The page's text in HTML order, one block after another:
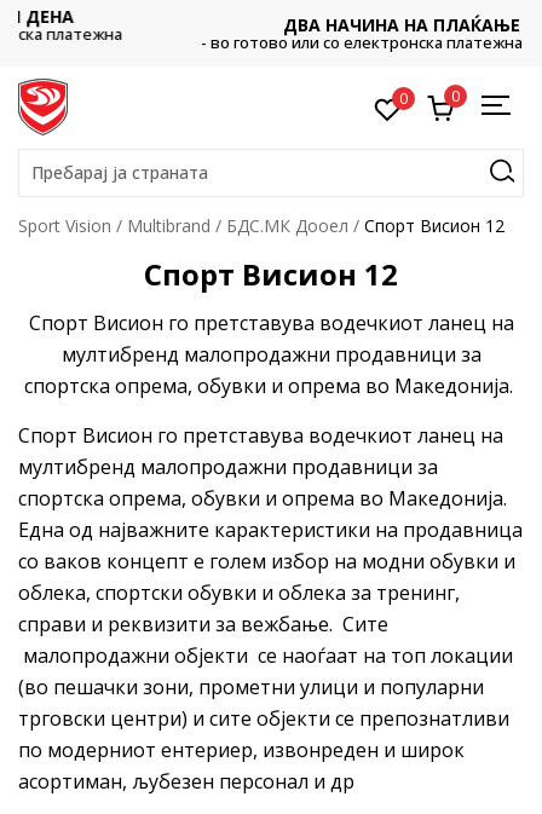
ДВА НАЧИНА НА ПЛАЌАЊЕ
- во готово или со електронска платежна картичка.
0 0
Пребарај ја страната
Sport Vision Multibrand БДС.МК Дооел Спорт Висион 12
Спорт Висион 12
Спорт Висион го претставува водечкиот ланец на
мултибренд малопродажни продавници за
спортска опрема, обувки и опрема во Македонија.
Спорт Висион го претставува водечкиот ланец на
мултибренд малопродажни продавници за
спортска опрема, обувки и опрема во Македонија.
Една од најважните карактеристики на продавница
со ваков концепт е голем избор на модни обувки и
облека, спортски обувки и облека за тренинг,
справи и реквизити за вежбање. Сите
малопродажни објекти се наоѓаат на топ локации
(во пешачки зони, прометни улици и популарни
трговски центри) и сите објекти се препознатливи
по модерниот ентериер, извонреден и широк
асортиман, љубезен персонал и др